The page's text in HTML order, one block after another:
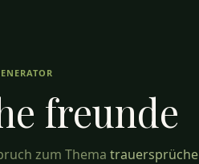
freunde
zum Thema trauersprüche